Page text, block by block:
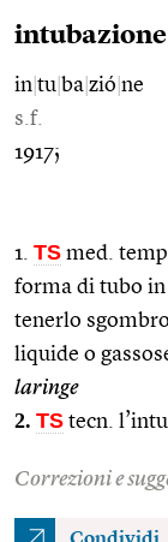
intubazione
in tu ba zió ne
s.f.
1917;
1. TS med.
forma di tubo in
tenerlo
liquide o
laringe
2. TS tecn.
Correzioni e